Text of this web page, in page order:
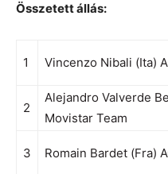
Összetett állás:
1 Vincenzo Nibali (Ita)
2
Alejandro Valverde
Movistar Team
3 Romain Bardet (Fra)